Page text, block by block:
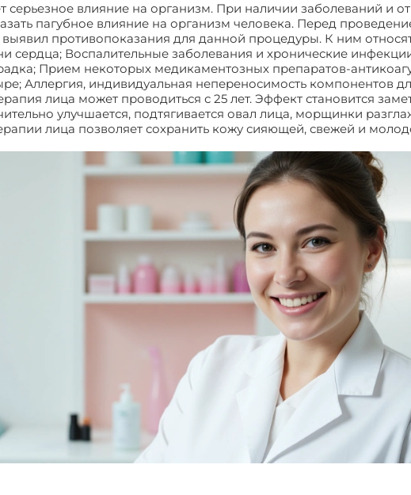
влияние на организм. При наличии заболеваний и
пагубное влияние на организм человека. Перед
противопоказания для данной процедуры. К ним
сердца; Воспалительные заболевания и хронические
Прием некоторых медикаментозных препаратов-
Аллергия, индивидуальная непереносимость компонентов
лица может проводиться с 25 лет. Эффект становится
улучшается, подтягивается овал лица, морщинки
лица позволяет сохранить кожу сияющей, свежей и